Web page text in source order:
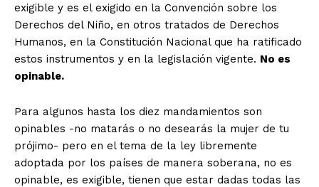
exigible y es el exigido en la Convención sobre los
Derechos del Niño, en otros tratados de Derechos
Humanos, en la Constitución Nacional que ha ratificado
estos instrumentos y en la legislación vigente. No es
opinable.
Para algunos hasta los diez mandamientos son
opinables -no matarás o no desearás la mujer de tu
prójimo- pero en el tema de la ley libremente
adoptada por los países de manera soberana, no es
opinable, es exigible, tienen que estar dadas todas las